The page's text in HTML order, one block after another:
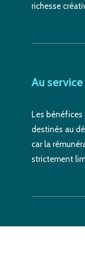
richesse
Au service
Les
destinés au
car la
strictement